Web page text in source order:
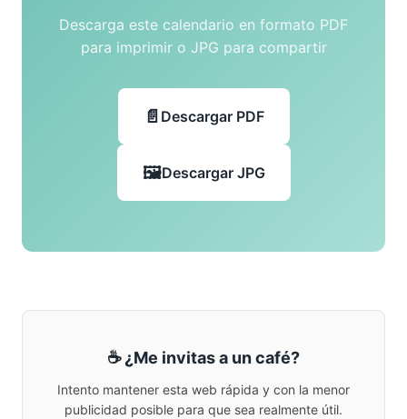
Descarga este calendario en formato PDF
para imprimir o JPG para compartir
Descargar PDF
Descargar JPG
☕ ¿Me invitas a un café?
Intento mantener esta web rápida y con la menor
publicidad posible para que sea realmente útil.